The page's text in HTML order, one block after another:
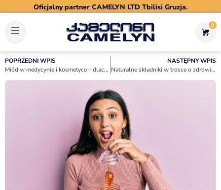
Oficjalny partner CAMELYN LTD Tbilisi Gruzja.
0
POPRZEDNI WPIS
Miód w medycynie i kosmetyce – dlaczego warto go stosować?
NASTĘPNY WPIS
Naturalne składniki w trosce o zdrowie i urodę – dlaczego warto je wybierać?